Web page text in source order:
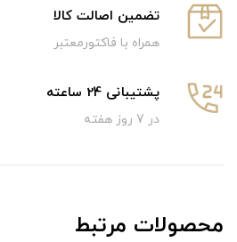
تضمین اصالت کالا
همراه با فاکتورمعتبر
پشتیبانی 24 ساعته
در 7 روز هفته
محصولات مرتبط